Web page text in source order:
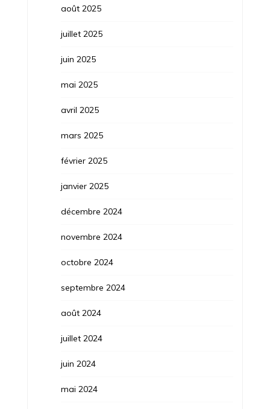
août 2025
juillet 2025
juin 2025
mai 2025
avril 2025
mars 2025
février 2025
janvier 2025
décembre 2024
novembre 2024
octobre 2024
septembre 2024
août 2024
juillet 2024
juin 2024
mai 2024